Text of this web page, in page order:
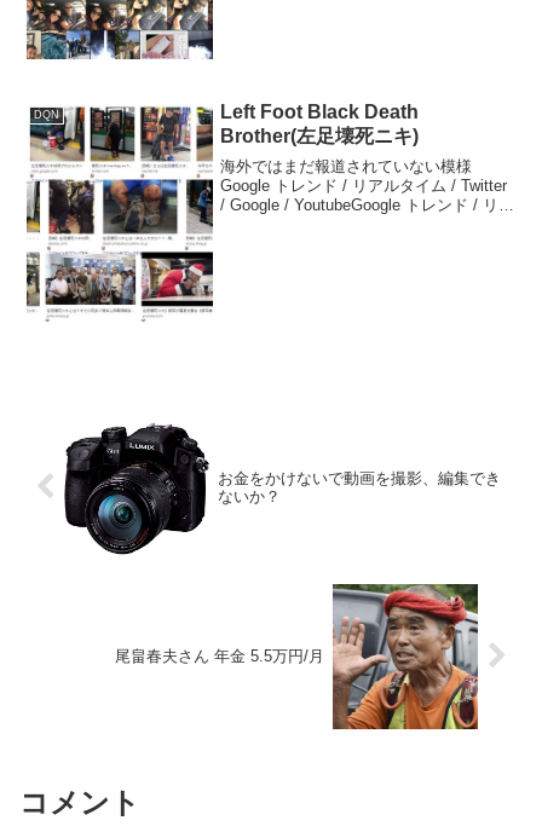
DQN
Left Foot Black Death
Brother(左足壊死ニキ)
海外ではまだ報道されていない模様
Google トレンド / リアルタイム / Twitter
/ Google / YoutubeGoogle トレンド / リア
お金をかけないで動画を撮影、編集でき
ないか？
尾畠春夫さん 年金 5.5万円/月
コメント